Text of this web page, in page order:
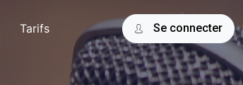
Tarifs Se connecter